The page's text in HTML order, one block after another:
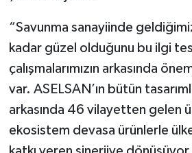
“Savunma sanayiinde
kadar güzel olduğunu bu ilgi
çalışmalarımızın arkasında
var. ASELSAN’ın bütün
arkasında 46 vilayetten gelen
ekosistem devasa ürünlerle